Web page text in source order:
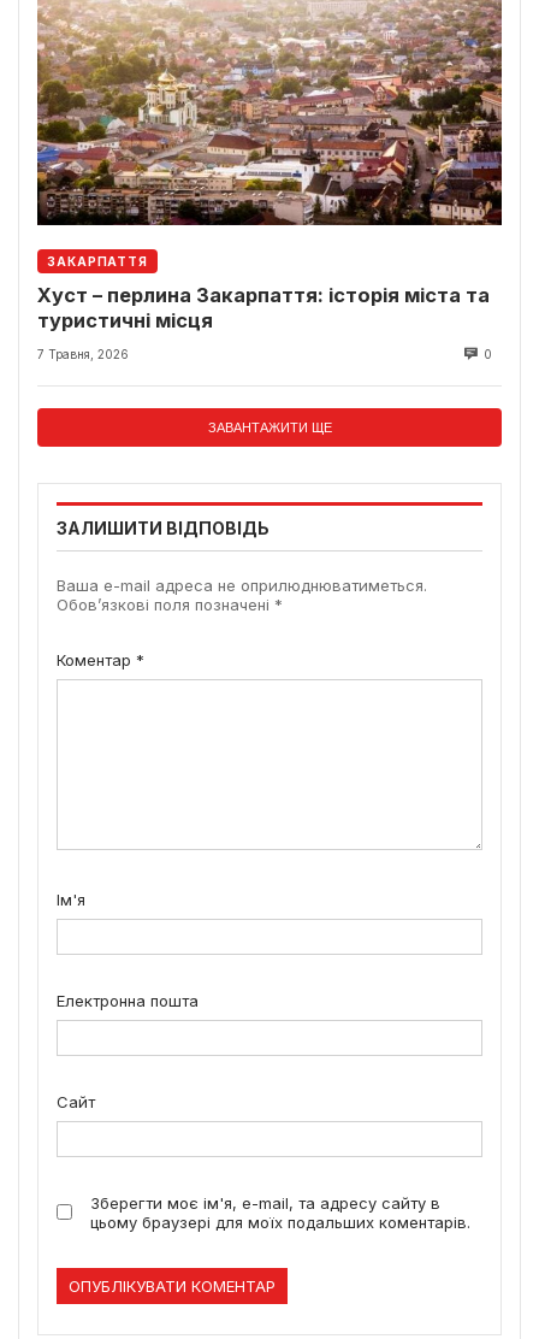
ЗАКАРПАТТЯ
Хуст – перлина Закарпаття: історія міста та
туристичні місця
7 Травня, 2026 0
ЗАВАНТАЖИТИ ЩЕ
ЗАЛИШИТИ ВІДПОВІДЬ
Ваша e-mail адреса не оприлюднюватиметься.
Обов’язкові поля позначені *
Коментар *
Ім'я
Електронна пошта
Сайт
Зберегти моє ім'я, e-mail, та адресу сайту в
цьому браузері для моїх подальших коментарів.